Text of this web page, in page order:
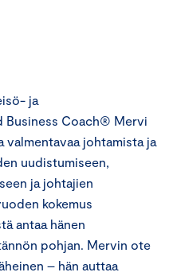
ja
Business Coach® Mervi
valmentavaa johtamista ja
uudistumiseen,
ja johtajien
kokemus
antaa hänen
pohjan. Mervin ote
– hän auttaa